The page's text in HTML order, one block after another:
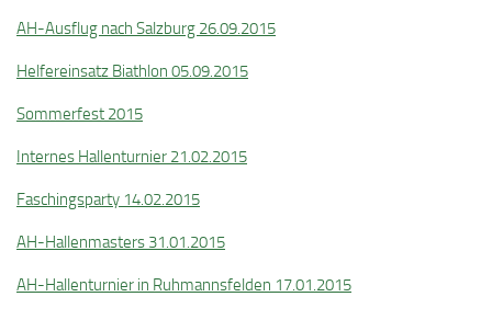
AH-Ausflug nach Salzburg 26.09.2015
Helfereinsatz Biathlon 05.09.2015
Sommerfest 2015
Internes Hallenturnier 21.02.2015
Faschingsparty 14.02.2015
AH-Hallenmasters 31.01.2015
AH-Hallenturnier in Ruhmannsfelden 17.01.2015